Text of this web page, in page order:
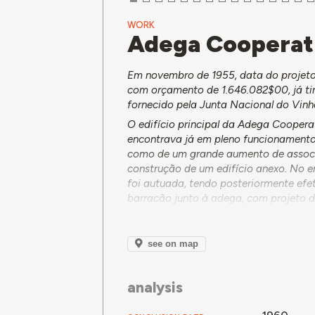
WORK
Adega
Em novembro de 1955, data do
com orçamento de 1.646.082$00, já
fornecido pela Junta Nacional do
O edifício principal da Adega
encontrava já em pleno
como de um grande aumento de
construção de um edifício anexo. No
foi autuada, tendo posteriormente
barracão junto à adega, com projeto
trabalho. Em 1965, a agora
com a construção de quatro
camarária, as obras foram
see on map
analysis